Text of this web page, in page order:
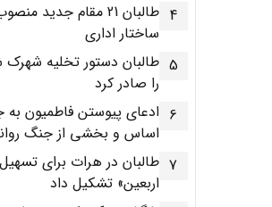
4
طالبان 21 مقام
ساختار اداری
5 طالبان دستور تخلیه
را صادر کرد
6 ادعای پیوستن فاطمیون به
اساس و بخشی از جنگ
7 طالبان در هرات برای
اربعین» تشکیل داد